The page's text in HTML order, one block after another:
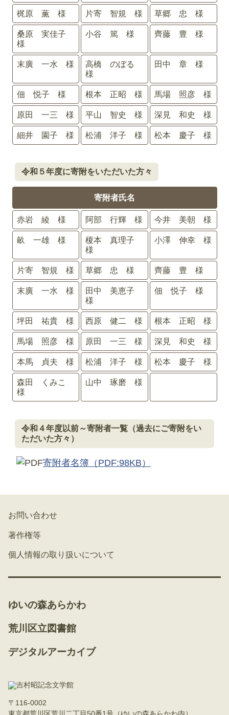
梶原 薫 様 片寄 智規 様 草郷 忠 様
桑原 実佳子
様
小谷 篤 様 齊藤 豊 様
末廣 一水 様
高橋 のぼる
様
田中 章 様
佃 悦子 様 根本 正昭 様 馬場 照彦 様
原田 一三 様 平山 智史 様 深見 和史 様
細井 園子 様 松浦 洋子 様 松本 慶子 様
令和５年度に寄附をいただいた方々
寄附者氏名
赤岩 綾 様 阿部 行輝 様 今井 美朝 様
畝 一雄 様
榎本 真理子
様
小澤 伸幸 様
片寄 智規 様 草郷 忠 様 齊藤 豊 様
末廣 一水 様
田中 美恵子
様
佃 悦子 様
坪田 祐貴 様 西原 健二 様 根本 正昭 様
馬場 照彦 様 原田 一三 様 深見 和史 様
本馬 貞夫 様 松浦 洋子 様 松本 慶子 様
森田 くみこ
様
山中 琢磨 様
令和４年度以前～寄附者一覧（過去にご寄附をい
ただいた方々）
寄附者名簿 （PDF:98KB）
お問い合わせ
著作権等
個人情報の取り扱いについて
ゆいの森あらかわ
荒川区立図書館
デジタルアーカイブ
〒116-0002